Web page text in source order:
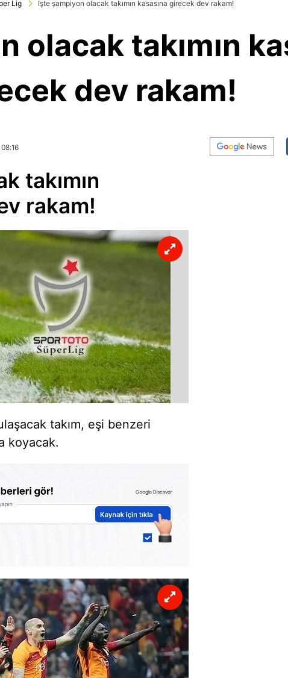
Lig İşte şampiyon olacak takımın kasasına girecek dev rakam!
olacak takımın
dev rakam!
takımın
rakam!
takım, eşi benzeri
koyacak.